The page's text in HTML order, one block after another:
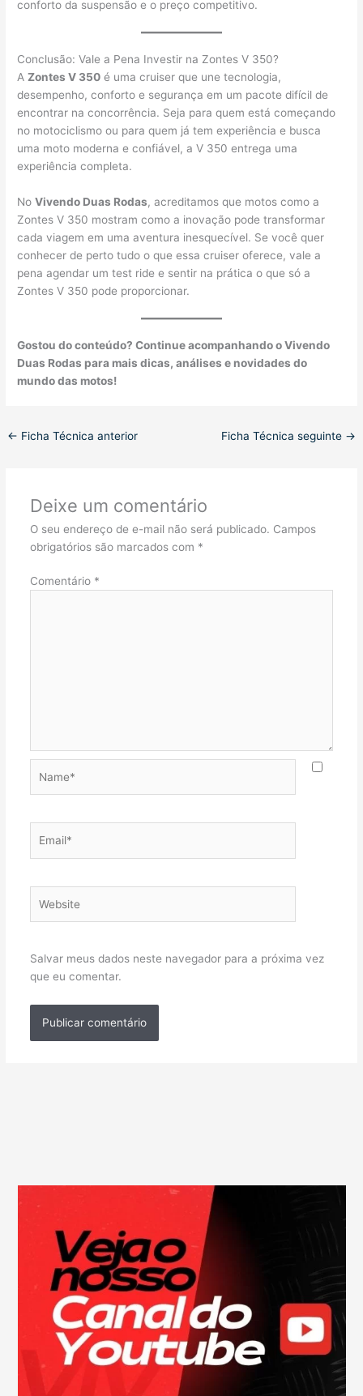
conforto da suspensão e o preço competitivo.
Conclusão: Vale a Pena Investir na Zontes V 350?
AZontes V 350 é uma cruiser que une tecnologia,
desempenho, conforto e segurança em um pacote difícil de
encontrar na concorrência. Seja para quem está começando
no motociclismo ou para quem já tem experiência e busca
uma moto moderna e confiável, a V 350 entrega uma
experiência completa.
NoVivendo Duas Rodas, acreditamos que motos como a
Zontes V 350 mostram como a inovação pode transformar
cada viagem em uma aventura inesquecível. Se você quer
conhecer de perto tudo o que essa cruiser oferece, vale a
pena agendar um test ride e sentir na prática o que só a
Zontes V 350 pode proporcionar.
Gostou do conteúdo? Continue acompanhando o Vivendo
Duas Rodas para mais dicas, análises e novidades do
mundo das motos!
← Ficha Técnica anterior Ficha Técnica seguinte →
Deixe um comentário
O seu endereço de e-mail não será publicado. Campos
obrigatórios são marcados com *
Comentário *
Salvar meus dados neste navegador para a próxima vez
que eu comentar.